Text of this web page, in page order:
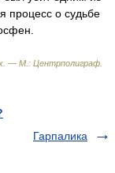
процесс о судьбе
— М.: Центрполиграф
Гарпалика